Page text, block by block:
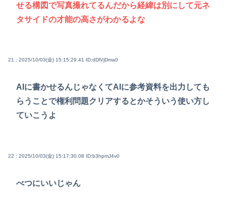
せる構図で写真撮れてるんだから経緯は別にして元ネ
タサイドの才能の高さがわかるよな
21 : 2025/10/03(金) 15:15:29.41 ID:dDlVjDma0
AIに書かせるんじゃなくてAIに参考資料を出力しても
らうことで権利問題クリアするとかそういう使い方し
ていこうよ
22 : 2025/10/03(金) 15:17:30.08 ID:b3hpmJ4v0
べつにいいじゃん